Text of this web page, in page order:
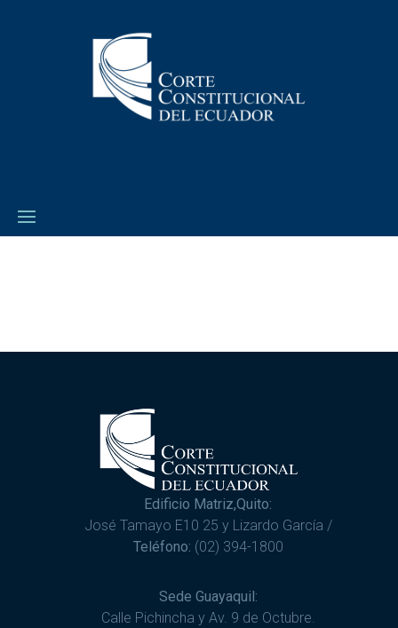
Edificio Matriz,Quito:
José Tamayo E10 25 y Lizardo García /
Teléfono: (02) 394-1800
Sede Guayaquil:
Calle Pichincha y Av. 9 de Octubre.